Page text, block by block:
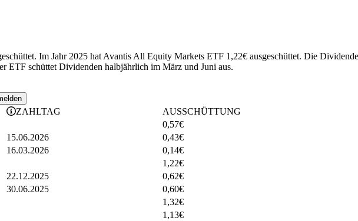
Im Jahr 2025 hat Avantis All Equity Markets ETF 1,22€ ausgeschüttet. Die
ETF schüttet Dividenden halbjährlich im März und Juni aus.
ZAHLTAG
AUSSCHÜTTUNG
0,57€
15.06.2026 0,43€
16.03.2026 0,14€
1,22€
22.12.2025 0,62€
30.06.2025 0,60€
1,32€
1,13€